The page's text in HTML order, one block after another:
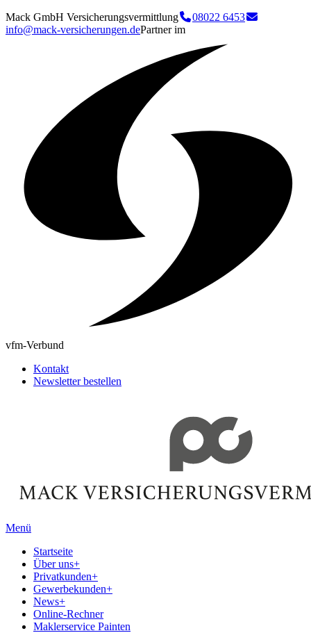
Mack GmbH Versicherungsvermittlung
08022 6453
info@mack-versicherungen.dePartner im
vfm-Verbund
Kontakt
Newsletter bestellen
Menü
Startseite
Über uns+
Privatkunden+
Gewerbekunden+
News+
Online-Rechner
Maklerservice Painten